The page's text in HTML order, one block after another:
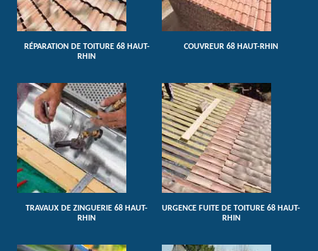
RÉPARATION DE TOITURE 68 HAUT-
RHIN
COUVREUR 68 HAUT-RHIN
TRAVAUX DE ZINGUERIE 68 HAUT-
RHIN
URGENCE FUITE DE TOITURE 68 HAUT-
RHIN